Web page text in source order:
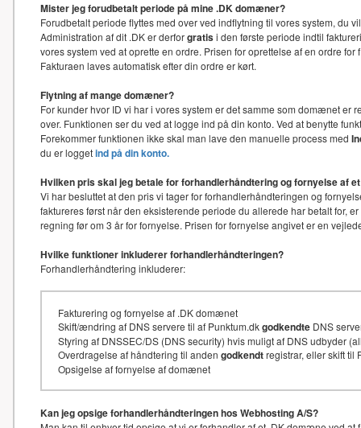
Mister jeg forudbetalt periode på mine .DK domæner?
Forudbetalt periode flyttes med over ved indflytning til vores system,
Administration af dit .DK er derforgratisi den første periode indtil
vores system ved at oprette en ordre. Prisen for oprettelse af en ordre
Fakturaen laves automatisk efter din ordre er kørt.
Flytning af mange domæner?
For kunder hvor ID vi har i vores system er det samme som domænet
over. Funktionen ser du ved at logge ind på din konto. Ved at benytte
Forekommer funktionen ikke skal man lave den manuelle process med
du er loggetind på din konto.
Hvilken pris skal jeg betale for forhandlerhåndtering og fornyelse af
Vi har besluttet at den pris vi tager for forhandlerhåndteringen og
faktureres først når den eksisterende periode du allerede har betalt for,
regning før om 3 år for fornyelse. Prisen for fornyelse angivet er en
Hvilke funktioner inkluderer forhandlerhåndteringen?
Forhandlerhåndtering inkluderer:
Fakturering og fornyelse af .DK domænet
Skift/ændring af DNS servere til af Punktum.dkgodkendte DNS
Styring af DNSSEC/DS (DNS security) hvis muligt af DNS udbyder
Overdragelse af håndtering til anden godkendtregistrar, eller skift til
Opsigelse af fornyelse af domænet
Kan jeg opsige forhandlerhåndteringen hos Webhosting A/S?